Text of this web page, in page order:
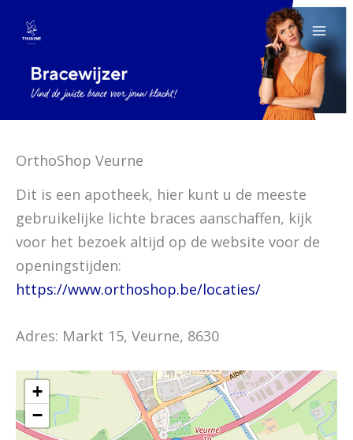
naar
inhoud
OrthoShop Veurne
Dit is een apotheek, hier kunt u de meeste
gebruikelijke lichte braces aanschaffen, kijk
voor het bezoek altijd op de website voor de
openingstijden:
https://www.orthoshop.be/locaties/
Adres: Markt 15, Veurne, 8630
+
−